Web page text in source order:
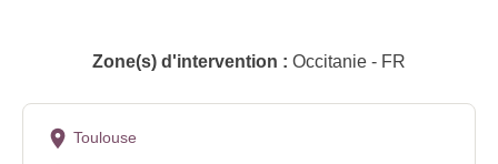
Zone(s) d'intervention : Occitanie - FR
Toulouse